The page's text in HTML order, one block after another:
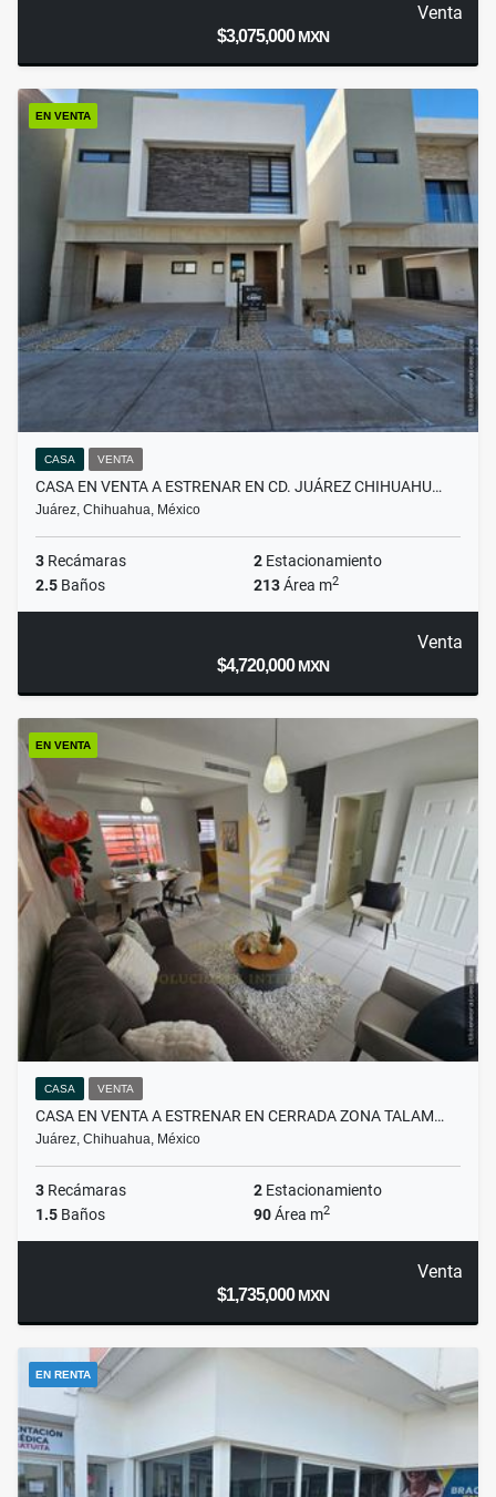
Venta
$3,075,000MXN
EN VENTA
CASA VENTA
CASA EN VENTA A ESTRENAR EN CD. JUÁREZ CHIHUAHU…
Juárez, Chihuahua, México
3 Recámaras 2 Estacionamiento
2.5 Baños 213Área m2
Venta
$4,720,000MXN
EN VENTA
CASA VENTA
CASA EN VENTA A ESTRENAR EN CERRADA ZONA TALAM…
Juárez, Chihuahua, México
3 Recámaras 2 Estacionamiento
1.5 Baños 90Área m2
Venta
$1,735,000MXN
EN RENTA